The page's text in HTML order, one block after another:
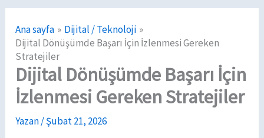
Ana sayfa
Dijital / Teknoloji
Dijital Dönüşümde Başarı İçin İzlenmesi Gereken
Stratejiler
Dijital Dönüşümde Başarı İçin
İzlenmesi Gereken Stratejiler
Yazan/Şubat 21, 2026